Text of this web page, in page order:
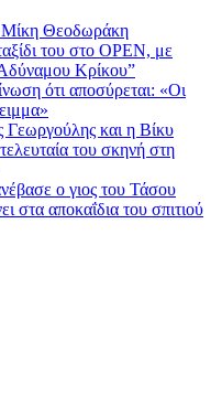
Θεοδωράκη
του στο OPEN, με
Κρίκου”
ότι αποσύρεται: «Οι
Γεωργούλης και η Βίκυ
του σκηνή στη
ο γιος του Τάσου
στα αποκαΐδια του σπιτιού